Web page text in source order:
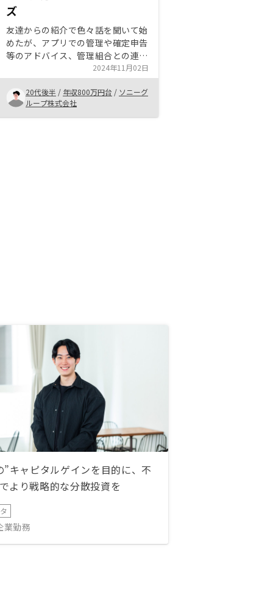
ズ
友達からの紹介で色々話を聞いて始
めたが、アプリでの管理や確定申告
等のアドバイス、管理組合との連携
等、サービスが優れているので始め
やすいと思った。 今後もセールス
の人等に色々相談に乗っていただき
たいと思う。
2024年11月02日
20代後半 / 年収800万円台 / ソニーグ
ループ株式会社
”キャピタルゲインを目的に、不
より戦略的な分散投資を
業勤務